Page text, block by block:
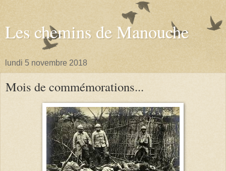
Les chemins de Manouche
lundi 5 novembre 2018
Mois de commémorations...